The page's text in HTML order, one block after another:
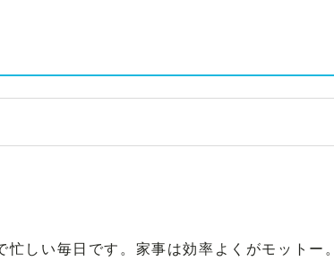
しい毎日です。家事は効率よくがモットー。